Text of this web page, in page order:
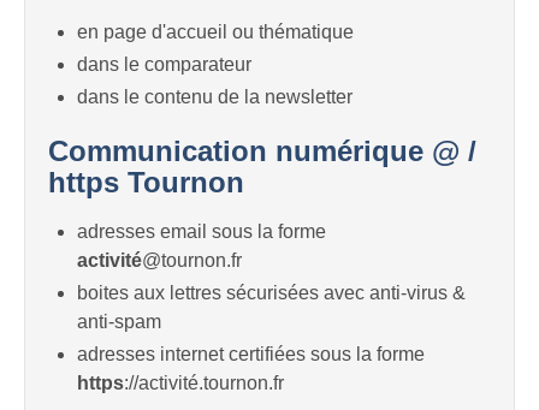
en page d'accueil ou thématique
dans le comparateur
dans le contenu de la newsletter
Communication numérique @ /
https Tournon
adresses email sous la forme
activité@tournon.fr
boites aux lettres sécurisées avec anti-virus &
anti-spam
adresses internet certifiées sous la forme
https://activité.tournon.fr